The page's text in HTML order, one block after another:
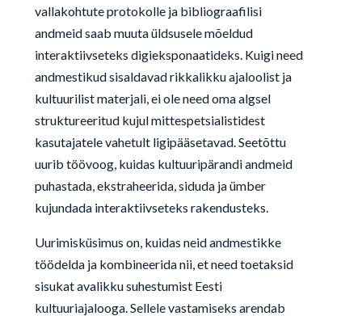
vallakohtute protokolle ja bibliograafilisi
andmeid saab muuta üldsusele mõeldud
interaktiivseteks digieksponaatideks. Kuigi need
andmestikud sisaldavad rikkalikku ajaloolist ja
kultuurilist materjali, ei ole need oma algsel
struktureeritud kujul mittespetsialistidest
kasutajatele vahetult ligipääsetavad. Seetõttu
uurib töövoog, kuidas kultuuripärandi andmeid
puhastada, ekstraheerida, siduda ja ümber
kujundada interaktiivseteks rakendusteks.
Uurimisküsimus on, kuidas neid andmestikke
töödelda ja kombineerida nii, et need toetaksid
sisukat avalikku suhestumist Eesti
kultuuriajalooga. Sellele vastamiseks arendab